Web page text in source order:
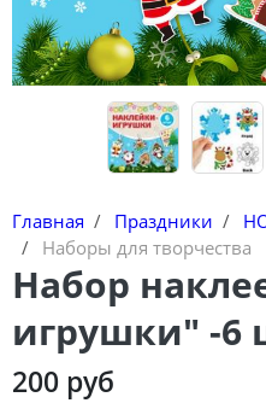
Главная Праздники
Наборы для творчества
Набор
игрушки" -6
200 руб